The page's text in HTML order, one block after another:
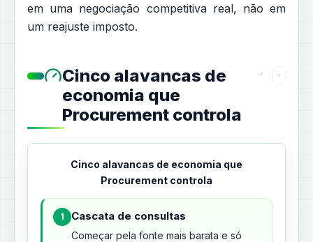
em uma negociação competitiva real, não em
um reajuste imposto.
Cinco alavancas de
economia que
Procurement controla
Cinco alavancas de economia que
Procurement controla
1 Cascata de consultas
Começar pela fonte mais barata e só